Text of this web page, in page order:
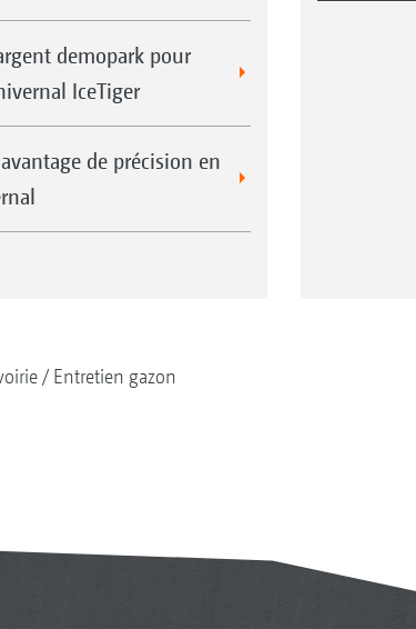
demopark pour
IceTiger
de précision en
Entretien gazon